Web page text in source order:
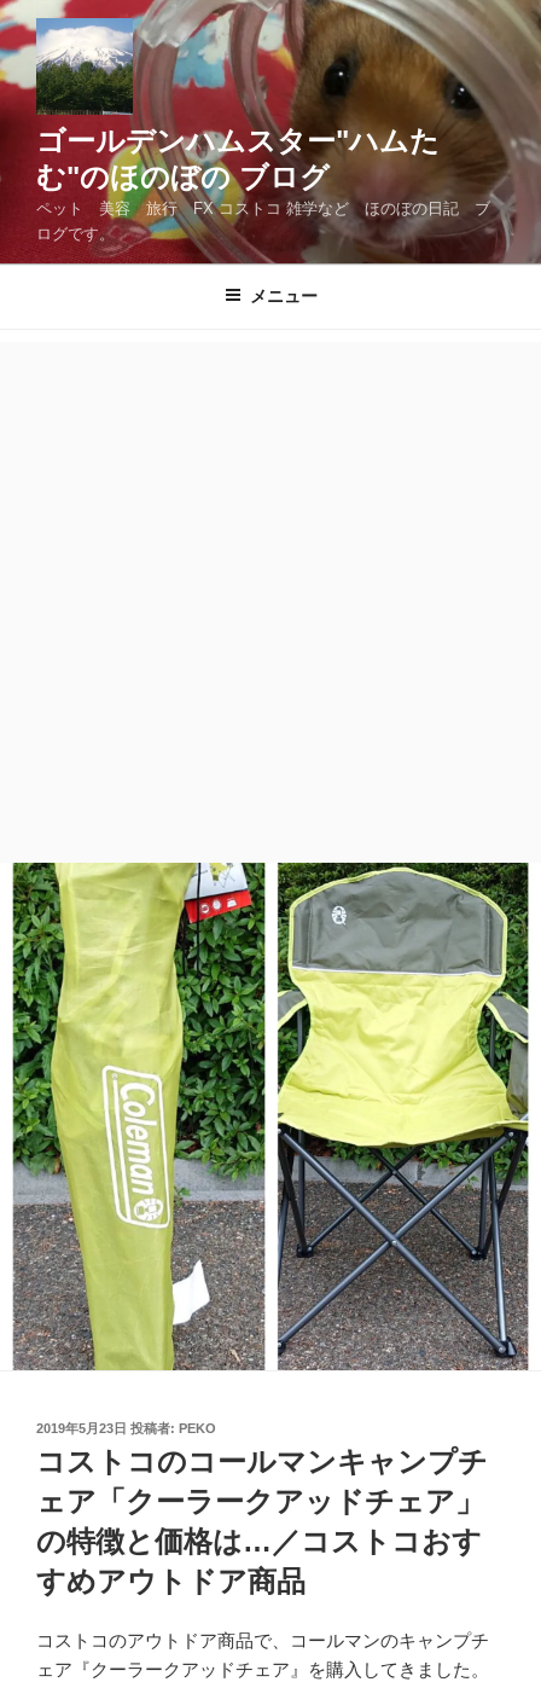
コ
テ
ン
ス
ゴールデンハムスター"ハムた
む"のほのぼの ブログ
ペット 美容 旅行 FX コストコ 雑学など ほのぼの日記 ブ
ログです。
メニュー
投
日:
2019年5月23日 投稿者: PEKO
コストコのコールマンキャンプチ
ェア「クーラークアッドチェア」
の特徴と価格は…／コストコおす
すめアウトドア商品
コストコのアウトドア商品で、コールマンのキャンプチ
ェア『クーラークアッドチェア』を購入してきました。